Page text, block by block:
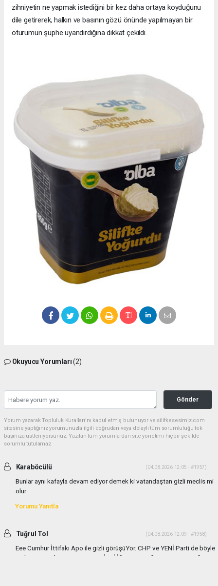
zihniyetin ne yapmak istediğini bir kez daha ortaya koyduğunu
dile getirerek, halkın ve basının gözü önünde yapılmayan bir
oturumun şüphe uyandırdığına dikkat çekildi.
Okuyucu Yorumları(2)
Gönder
Yorum yazarak Topluluk Kuralları’nı kabul etmiş bulunuyor ve silifkesesimiz.com
sitesine yaptığınız yorumunuzla ilgili doğrudan veya dolaylı tüm sorumluluğu tek
başınıza üstleniyorsunuz. Yazılan tüm yorumlardan site yönetimi hiçbir şekilde
sorumlu tutulamaz.
Karaböcülü (04.08.2026 12:05 - #1957)
Bunlar aynı kafayla devam ediyor demek ki vatandaştan gizli meclis mi
olur
Yorumu Yanıtla
Tuğrul Tol (04.08.2026 12:09 - #1958)
Eee Cumhur İttifakı Apo ile gizli görüşüYor. CHP ve YENİ Parti de böyle
gizli görüşmeler yapıyor TÜM GİZLİ İŞLERE KARŞIYIM VATANDAŞIN